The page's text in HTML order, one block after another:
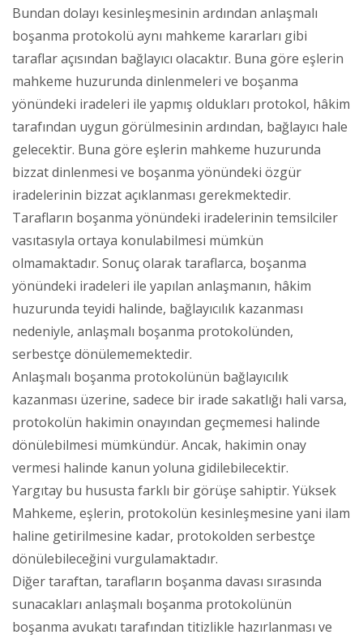
Bundan dolayı kesinleşmesinin ardından anlaşmalı
boşanma protokolü aynı mahkeme kararları gibi
taraflar açısından bağlayıcı olacaktır. Buna göre eşlerin
mahkeme huzurunda dinlenmeleri ve boşanma
yönündeki iradeleri ile yapmış oldukları protokol, hâkim
tarafından uygun görülmesinin ardından, bağlayıcı hale
gelecektir. Buna göre eşlerin mahkeme huzurunda
bizzat dinlenmesi ve boşanma yönündeki özgür
iradelerinin bizzat açıklanması gerekmektedir.
Tarafların boşanma yönündeki iradelerinin temsilciler
vasıtasıyla ortaya konulabilmesi mümkün
olmamaktadır. Sonuç olarak taraflarca, boşanma
yönündeki iradeleri ile yapılan anlaşmanın, hâkim
huzurunda teyidi halinde, bağlayıcılık kazanması
nedeniyle, anlaşmalı boşanma protokolünden,
serbestçe dönülememektedir.
Anlaşmalı boşanma protokolünün bağlayıcılık
kazanması üzerine, sadece bir irade sakatlığı hali varsa,
protokolün hakimin onayından geçmemesi halinde
dönülebilmesi mümkündür. Ancak, hakimin onay
vermesi halinde kanun yoluna gidilebilecektir.
Yargıtay bu hususta farklı bir görüşe sahiptir. Yüksek
Mahkeme, eşlerin, protokolün kesinleşmesine yani ilam
haline getirilmesine kadar, protokolden serbestçe
dönülebileceğini vurgulamaktadır.
Diğer taraftan, tarafların boşanma davası sırasında
sunacakları anlaşmalı boşanma protokolünün
boşanma avukatı tarafından titizlikle hazırlanması ve